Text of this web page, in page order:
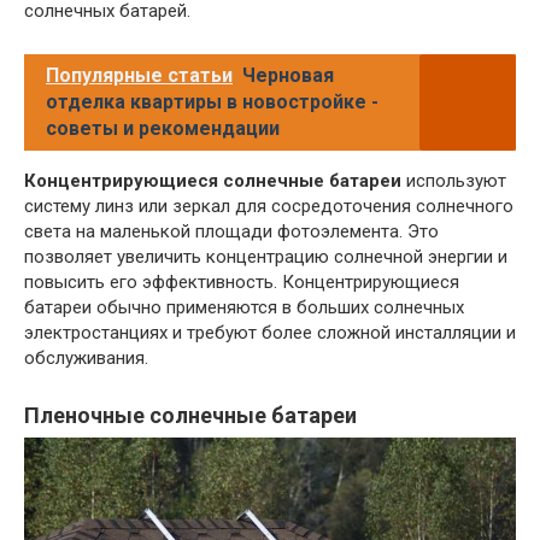
солнечных батарей.
Популярные статьи Черновая
отделка квартиры в новостройке -
советы и рекомендации
Концентрирующиеся солнечные батареи используют
систему линз или зеркал для сосредоточения солнечного
света на маленькой площади фотоэлемента. Это
позволяет увеличить концентрацию солнечной энергии и
повысить его эффективность. Концентрирующиеся
батареи обычно применяются в больших солнечных
электростанциях и требуют более сложной инсталляции и
обслуживания.
Пленочные солнечные батареи